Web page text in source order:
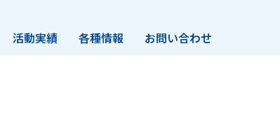
活動実績 各種情報 お問い合わせ